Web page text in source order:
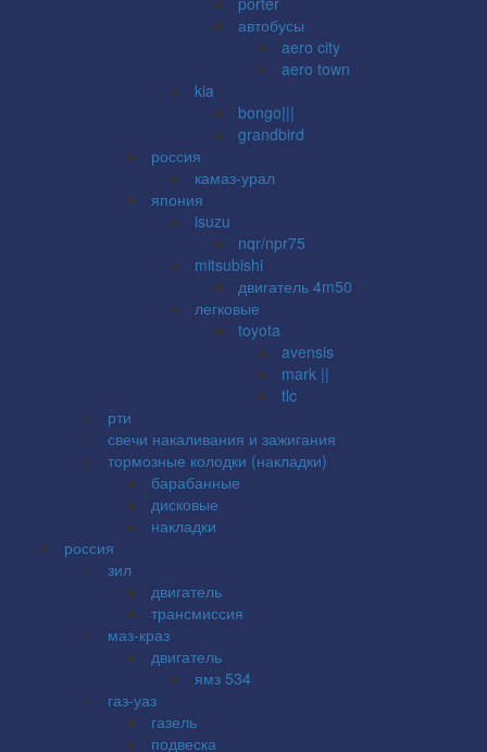
автобусы
aero city
aero town
kia
bongo|||
grandbird
россия
камаз-урал
япония
isuzu
nqr/npr75
mitsubishi
двигатель 4m50
легковые
toyota
avensis
mark ||
tlc
рти
свечи накаливания и зажигания
тормозные колодки (накладки)
барабанные
дисковые
накладки
россия
зил
двигатель
трансмиссия
маз-краз
двигатель
ямз 534
газ-уаз
газель
подвеска